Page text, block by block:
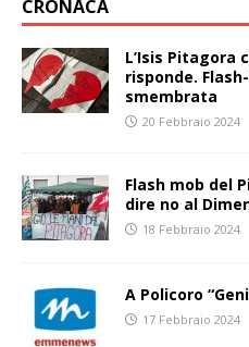
CRONACA
L’Isis Pitagora
risponde.
smembrata
20 Febbraio 2024
Flash mob del
dire no al
18 Febbraio 2024
A Policoro
17 Febbraio 2024